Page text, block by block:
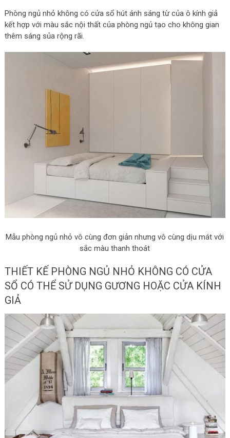
Phòng ngủ nhỏ không có cửa sổ hút ánh sáng từ của ô kính giả
kết hợp với màu sắc nội thất của phòng ngủ tạo cho không gian
thêm sáng sủa rộng rãi.
Mẫu phòng ngủ nhỏ vô cùng đơn giản nhưng vô cùng dịu mát với
sắc màu thanh thoát
THIẾT KẾ PHÒNG NGỦ NHỎ KHÔNG CÓ CỬA
SỔ CÓ THỂ SỬ DỤNG GƯƠNG HOẶC CỬA KÍNH
GIẢ